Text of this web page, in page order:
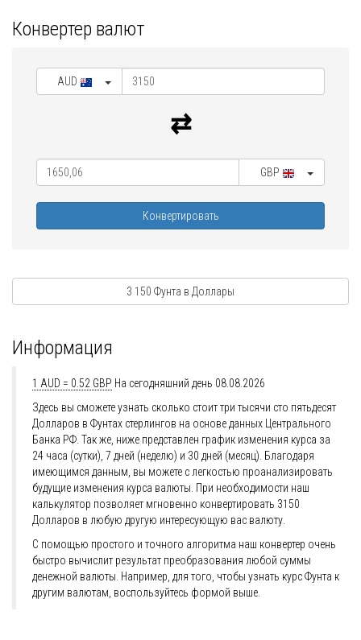
Конвертер валют
AUD
GBP
Конвертировать
3 150 Фунта в Доллары
Информация
1 AUD = 0.52 GBP На сегодняшний день 08.08.2026
Здесь вы сможете узнать сколько стоит три тысячи сто пятьдесят
Долларов в Фунтах стерлингов на основе данных Центрального
Банка РФ. Так же, ниже представлен график изменения курса за
24 часа (сутки), 7 дней (неделю) и 30 дней (месяц). Благодаря
имеющимся данным, вы можете с легкостью проанализировать
будущие изменения курса валюты. При необходимости наш
калькулятор позволяет мгновенно конвертировать 3150
Долларов в любую другую интересующую вас валюту.
С помощью простого и точного алгоритма наш конвертер очень
быстро вычислит результат преобразования любой суммы
денежной валюты. Например, для того, чтобы узнать курс Фунта к
другим валютам, воспользуйтесь формой выше.